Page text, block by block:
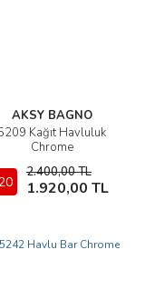
AKSY BAGNO
Kağıt Havluluk
Chrome
2.400,00 TL
1.920,00 TL
İncele
Sepete Ekle